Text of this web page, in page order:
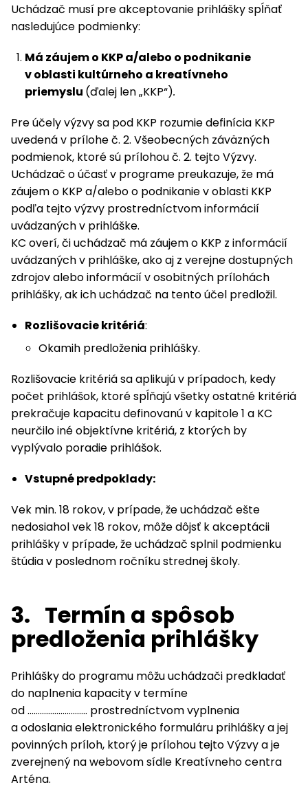
Uchádzač musí pre akceptovanie prihlášky spĺňať
nasledujúce podmienky:
Má záujem o KKP a/alebo o podnikanie
v oblasti kultúrneho a kreatívneho
priemyslu (ďalej len „KKP“).
Pre účely výzvy sa pod KKP rozumie definícia KKP
uvedená v prílohe č. 2. Všeobecných záväzných
podmienok, ktoré sú prílohou č. 2. tejto Výzvy.
Uchádzač o účasť v programe preukazuje, že má
záujem o KKP a/alebo o podnikanie v oblasti KKP
podľa tejto výzvy prostredníctvom informácií
uvádzaných v prihláške.
KC overí, či uchádzač má záujem o KKP z informácií
uvádzaných v prihláške, ako aj z verejne dostupných
zdrojov alebo informácií v osobitných prílohách
prihlášky, ak ich uchádzač na tento účel predložil.
Rozlišovacie kritériá:
Okamih predloženia prihlášky.
Rozlišovacie kritériá sa aplikujú v prípadoch, kedy
počet prihlášok, ktoré spĺňajú všetky ostatné kritériá
prekračuje kapacitu definovanú v kapitole 1 a KC
neurčilo iné objektívne kritériá, z ktorých by
vyplývalo poradie prihlášok.
Vstupné predpoklady:
Vek min. 18 rokov, v prípade, že uchádzač ešte
nedosiahol vek 18 rokov, môže dôjsť k akceptácii
prihlášky v prípade, že uchádzač splnil podmienku
štúdia v poslednom ročníku strednej školy.
3. Termín a spôsob
predloženia prihlášky
Prihlášky do programu môžu uchádzači predkladať
do naplnenia kapacity v termíne
od ……………………….. prostredníctvom vyplnenia
a odoslania elektronického formuláru prihlášky a jej
povinných príloh, ktorý je prílohou tejto Výzvy a je
zverejnený na webovom sídle Kreatívneho centra
Arténa.